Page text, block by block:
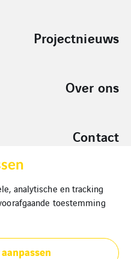
Projectnieuws
Over ons
Contact
analytische en tracking
toestemming